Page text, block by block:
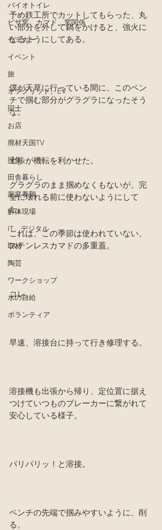
バイオトイレ
ピザ窯、カマド、窯関係
セミナー
イベント
旅
オフグリッド、EV
同士
お店
廃材天国TV
採集
田舎暮らし
家庭養鶏
解体現場
IT、デジタル
取材
陶芸
ワークショップ
水の自給
ボランティア
予め鉄工所でカットしてもらった、丸
い部分を外して鍋をかけると、強火に
なるようにしてある。
僕が天草に行っている間に、このペン
チで掴む部分がグラグラになったそう
な。
土歩が機転を利かせた。
グラグラのまま掴めなくもないが、完
全に壊れる前に使わないようにして
た。
これは、この季節は使われていない、
ステンレスカマドの多重蓋。
コレ。
早速、溶接台に持って行き修理する。
溶接機も出張から帰り、定位置に据え
つけていつものブレーカーに繋がれて
安心している様子。
パリパリッ！と溶接。
ペンチの先端で掴みやすいように、削
る。